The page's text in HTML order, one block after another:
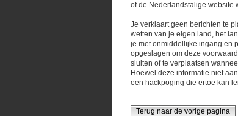
of de Nederlandstalige website
Je verklaart geen berichten te
wetten van je eigen land, het
je met onmiddellijke ingang en
opgeslagen om deze
sluiten of te verplaatsen
Hoewel deze informatie niet
een hackpoging die ertoe kan
Terug naar de vorige pagina